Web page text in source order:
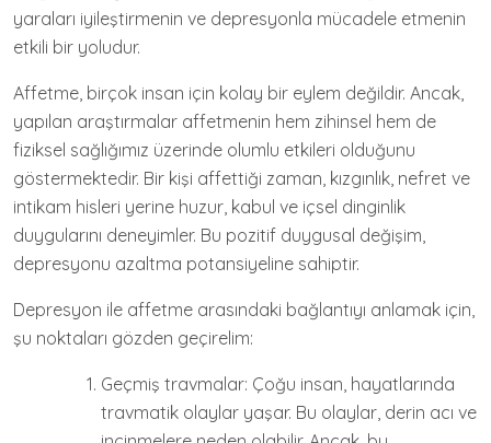
yaraları iyileştirmenin ve depresyonla mücadele etmenin
etkili bir yoludur.
Affetme, birçok insan için kolay bir eylem değildir. Ancak,
yapılan araştırmalar affetmenin hem zihinsel hem de
fiziksel sağlığımız üzerinde olumlu etkileri olduğunu
göstermektedir. Bir kişi affettiği zaman, kızgınlık, nefret ve
intikam hisleri yerine huzur, kabul ve içsel dinginlik
duygularını deneyimler. Bu pozitif duygusal değişim,
depresyonu azaltma potansiyeline sahiptir.
Depresyon ile affetme arasındaki bağlantıyı anlamak için,
şu noktaları gözden geçirelim:
Geçmiş travmalar: Çoğu insan, hayatlarında
travmatik olaylar yaşar. Bu olaylar, derin acı ve